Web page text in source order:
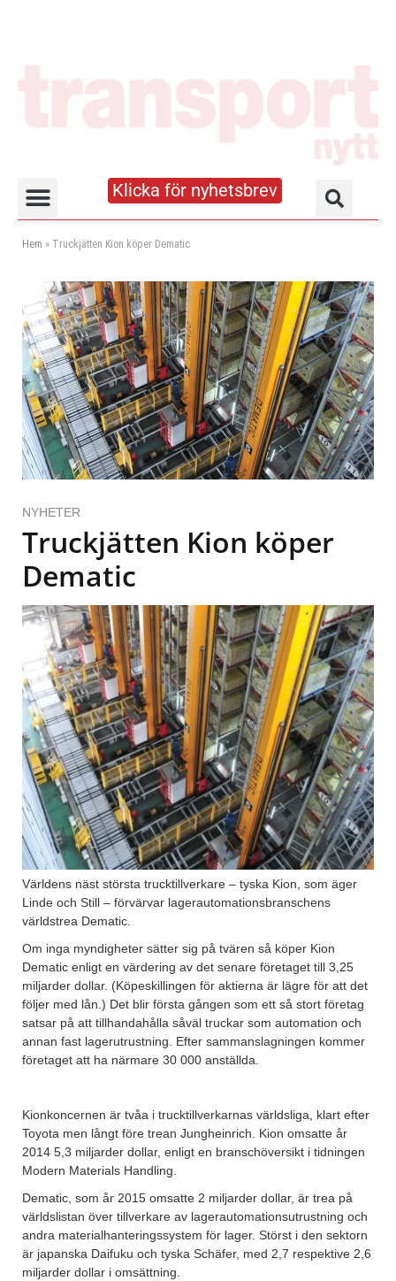
Klicka för nyhetsbrev
Hem » Truckjätten Kion köper Dematic
NYHETER
Truckjätten Kion köper
Dematic
Världens näst största trucktillverkare – tyska Kion, som äger
Linde och Still – förvärvar lagerautomationsbranschens
världstrea Dematic.
Om inga myndigheter sätter sig på tvären så köper Kion
Dematic enligt en värdering av det senare företaget till 3,25
miljarder dollar. (Köpeskillingen för aktierna är lägre för att det
följer med lån.) Det blir första gången som ett så stort företag
satsar på att tillhandahålla såväl truckar som automation och
annan fast lagerutrustning. Efter sammanslagningen kommer
företaget att ha närmare 30 000 anställda.
Kionkoncernen är tvåa i trucktillverkarnas världsliga, klart efter
Toyota men långt före trean Jungheinrich. Kion omsatte år
2014 5,3 miljarder dollar, enligt en branschöversikt i tidningen
Modern Materials Handling.
Dematic, som år 2015 omsatte 2 miljarder dollar, är trea på
världslistan över tillverkare av lagerautomationsutrustning och
andra materialhanteringssystem för lager. Störst i den sektorn
är japanska Daifuku och tyska Schäfer, med 2,7 respektive 2,6
miljarder dollar i omsättning.